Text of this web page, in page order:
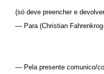
(só deve preencher e
— Para (Christian
— Pela presente comunico/